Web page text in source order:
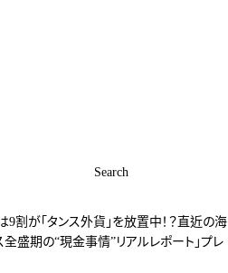
Search
割が「タンス外貨」を放置中！？直近の海
盛期の“現金事情”リアルレポート」プレ